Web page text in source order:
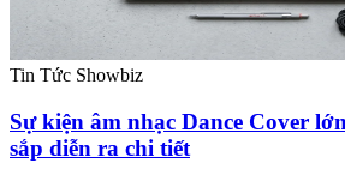
Tin Tức Showbiz
Sự kiện âm nhạc Dance Cover
sắp diễn ra chi tiết